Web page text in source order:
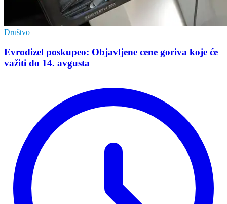
Društvo
Evrodizel poskupeo: Objavljene cene goriva koje će
važiti do 14. avgusta